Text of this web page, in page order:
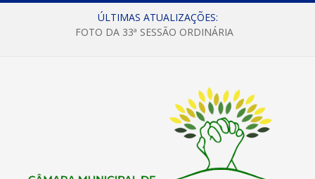
ÚLTIMAS ATUALIZAÇÕES:
FOTO DA 33ª SESSÃO ORDINÁRIA